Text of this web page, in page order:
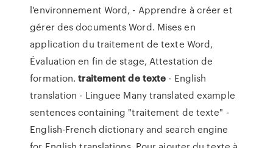
l'environnement Word, - Apprendre à créer et
gérer des documents Word. Mises en
application du traitement de texte Word,
Évaluation en fin de stage, Attestation de
formation.traitement de texte - English
translation - Linguee Many translated example
sentences containing "traitement de texte" -
English-French dictionary and search engine